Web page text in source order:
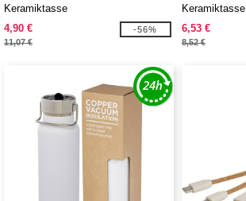
Keramiktasse
4,90 €
11,07 €
-56%
Keramiktasse
6,53 €
8,52 €